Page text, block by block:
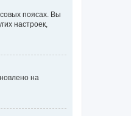
поясах. Вы
настроек,
на